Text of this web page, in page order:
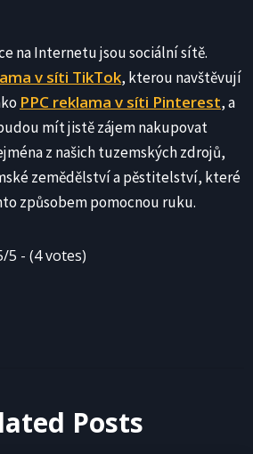
na Internetu jsou sociální sítě.
v síti TikTok, kterou navštěvují
PPC reklama v síti Pinterest, a
mít jistě zájem nakupovat
z našich tuzemských zdrojů,
zemědělství a pěstitelství, které
způsobem pomocnou ruku.
5 - (4 votes)
Posts